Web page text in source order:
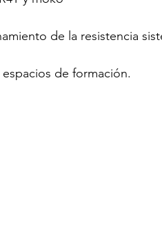
de la resistencia
de formación.